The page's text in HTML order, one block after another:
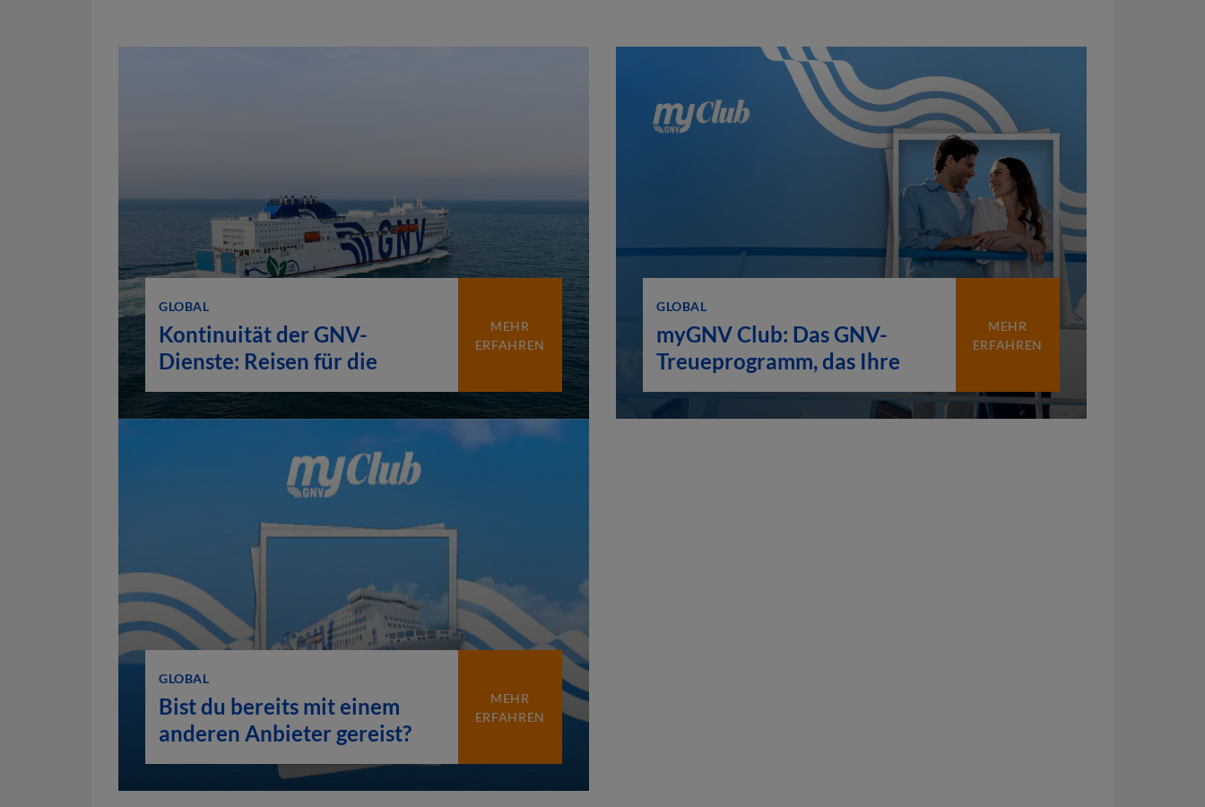
GLOBAL
Kontinuität der GNV-
Dienste: Reisen für die
gesamte Sommersaison
bestätigt
MEHR
ERFAHREN
GLOBAL
myGNV Club: Das GNV-
Treueprogramm, das Ihre
Reisen belohnt
MEHR
ERFAHREN
GLOBAL
Bist du bereits mit einem
anderen Anbieter gereist?
GNV belohnt dich bei deiner
ersten Reise.
MEHR
ERFAHREN